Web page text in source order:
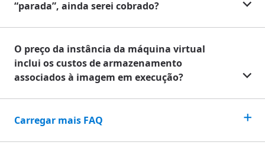
“parada”, ainda serei cobrado?
O preço da instância da máquina virtual
inclui os custos de armazenamento
associados à imagem em execução?
Carregar mais FAQ